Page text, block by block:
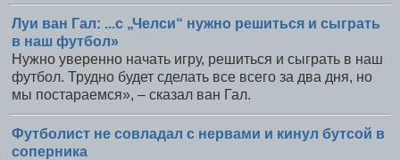
Луи ван Гал: ...с „Челси“ нужно решиться и сыграть
в наш футбол»
Нужно уверенно начать игру, решиться и сыграть в наш
футбол. Трудно будет сделать все всего за два дня, но
мы постараемся», – сказал ван Гал.
Футболист не совладал с нервами и кинул бутсой в
соперника